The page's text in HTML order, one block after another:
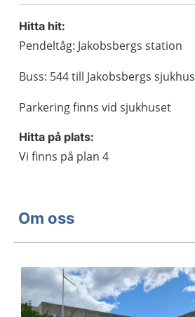
Hitta hit:
Pendeltåg: Jakobsbergs station
Buss: 544 till Jakobsbergs sjukhus
Parkering finns vid sjukhuset
Hitta på plats:
Vi finns på plan 4
Om oss